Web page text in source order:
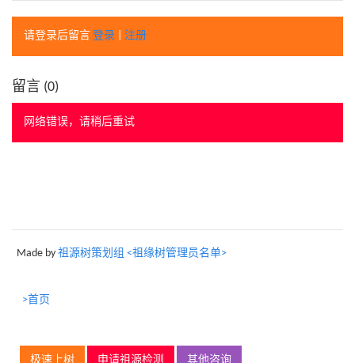
请登录后留言 登录 注册
留言 (0)
网络错误，请稍后重试
Made by 祖源树策划组 <祖缘树管理员名单>
>首页
极速上树 申请祖源检测 其他咨询